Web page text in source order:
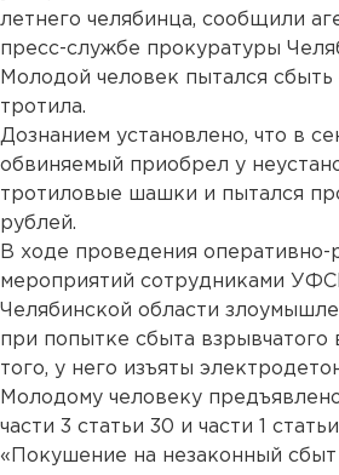
летнего челябинца, сообщили
пресс-службе прокуратуры
Молодой человек пытался
тротила.
Дознанием установлено, что в
обвиняемый приобрел у
тротиловые шашки и пытался
рублей.
В ходе проведения оперативно-
мероприятий сотрудниками
Челябинской области
при попытке сбыта
того, у него изъяты
Молодому человеку
части 3 статьи 30 и части 1
«Покушение на незаконный сбыт